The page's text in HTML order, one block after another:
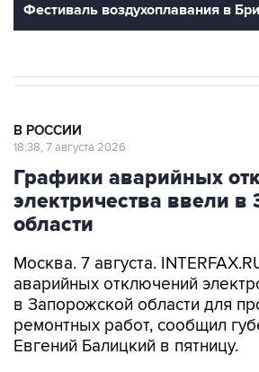
Фестиваль воздухоплавания в
В РОССИИ
18:38, 7 августа 2026
Графики аварийных
электричества ввели в
области
Москва. 7 августа.
аварийных отключений
в Запорожской области для
ремонтных работ, сообщил
Евгений Балицкий в пятницу.